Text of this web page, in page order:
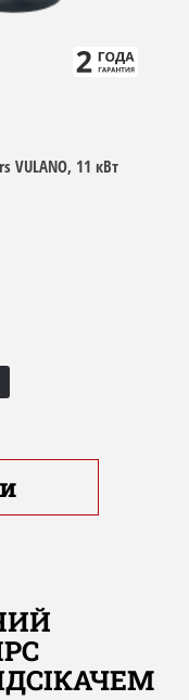
VULANO, 11 кВт
балона 10 кг/24,5 л
вигляді)